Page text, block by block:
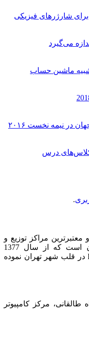
شارژرهای فیزیکی
می‌گیرد
ماشین حساب
نیمه نخست ۲۰۱۶
کلاس‌های درس
.
معتبرترین مراکز توزیع و
فروش محصولات کامپیوتری در ایران است که از سال 1377
تاسیس و شروع به فعالیت در حوزه IT در قلب شهر تهران نموده
طالقانی، مرکز کامپیوتر